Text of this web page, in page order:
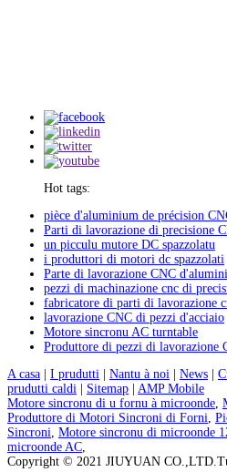
Hot tags:
pièce d'aluminium de précision
Parti di lavorazione di precisione
un picculu mutore DC spazzolatu
i produttori di motori dc spazzolati
Parte di lavorazione CNC
pezzi di machinazione cnc di
fabricatore di parti di lavorazione
lavorazione CNC di pezzi d'acciaio
Motore sincronu AC turntable
Produttore di pezzi di lavorazione
A casa
I prudutti Nantu à noi News
prudutti caldi
Sitemap
AMP Mobile
Motore sincronu di u fornu à microonde,
Produttore di Motori Sincroni di Forni,
Sincroni, Motore sincronu di microonde
microonde AC,
Copyright © 2021 JIUYUAN